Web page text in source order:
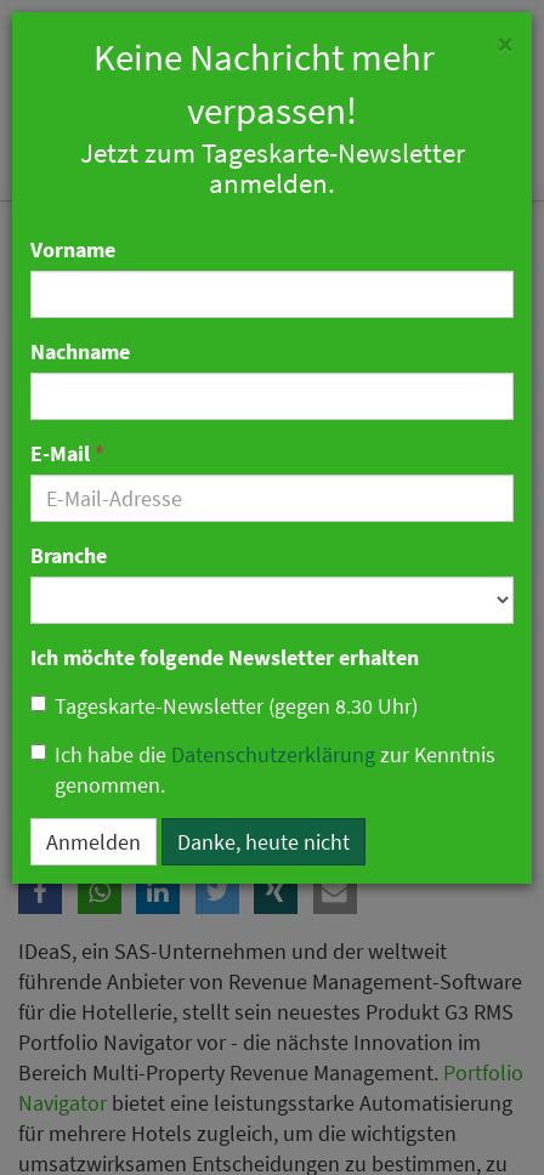
IDeaS stellt Portfolio
Navigator vor
06. März 2024 09:02 Uhr| Technologie|
Pressemitteilung
IDeaS, ein SAS-Unternehmen und der weltweit
führende Anbieter von Revenue Management-Software
für die Hotellerie, stellt sein neuestes Produkt G3 RMS
Portfolio Navigator vor - die nächste Innovation im
Bereich Multi-Property Revenue Management. Portfolio
Navigator bietet eine leistungsstarke Automatisierung
für mehrere Hotels zugleich, um die wichtigsten
umsatzwirksamen Entscheidungen zu bestimmen, zu
×
Keine Nachricht mehr
verpassen!
Jetzt zum Tageskarte-Newsletter
anmelden.
Vorname
Nachname
E-Mail *
Branche
Ich möchte folgende Newsletter erhalten
Tageskarte-Newsletter (gegen 8.30 Uhr)
Ich habe die Datenschutzerklärungzur Kenntnis
genommen.
Anmelden Danke, heute nicht